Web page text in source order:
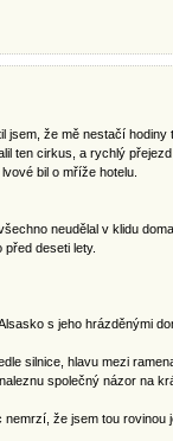
že mě nestačí
ten cirkus, a rychlý
bil o mříže hotelu.
neudělal v klidu
deseti lety.
s jeho hrázděnými
silnice, hlavu mezi
společný názor na
že jsem tou rovinou